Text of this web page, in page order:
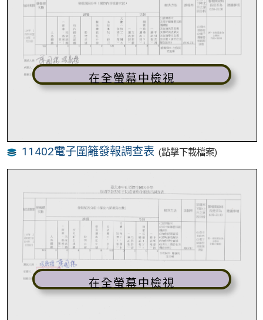
在全螢幕中檢視
11402電子圍籬發報調查表 (點擊下載檔案)
在全螢幕中檢視